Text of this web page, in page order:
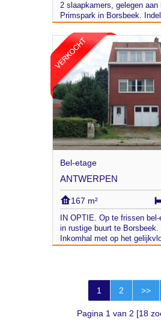
2 slaapkamers, gelegen aan
Primspark in Borsbeek.
Bel-etage
ANTWERPEN
167 m²
IN OPTIE. Op te frissen
in rustige buurt te Borsbeek.
Inkomhal met op het
1 2 >>
Pagina 1 van 2 [18